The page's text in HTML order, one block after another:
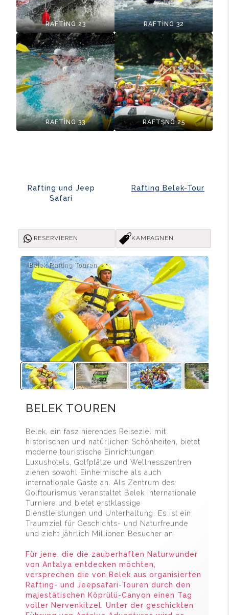
RAFTİNG 23 RAFTİNG 32
RAFTİNG 33 RAFTŞNG 25
Rafting und Jeep
Safari
Rafting Belek-Tour
RESERVIEREN KAMPAGNEN
Belek Rafti̇ng Touren
BELEK TOUREN
Belek, ein faszinierendes Reiseziel mit
historischen und natürlichen Schönheiten, bietet
moderne touristische Einrichtungen.
Luxushotels, Golfplätze und Wellnesszentren
ziehen sowohl Einheimische als auch
internationale Gäste an. Als Zentrum des
Golftourismus veranstaltet Belek internationale
Turniere und bietet erstklassige
Dienstleistungen und Unterhaltung. Es ist ein
Traumziel für Geschichts- und Naturfreunde
und zieht jährlich Millionen Besucher an.
Für jene, die die zauberhaften Naturwunder
von Antalya entdecken möchten,
versprechen die von Belek aus organisierten
Rafting- und Jeepsafari-Touren durch den
majestätischen Köprülü-Canyon einen Tag
voller Nervenkitzel. Unter der geschickten